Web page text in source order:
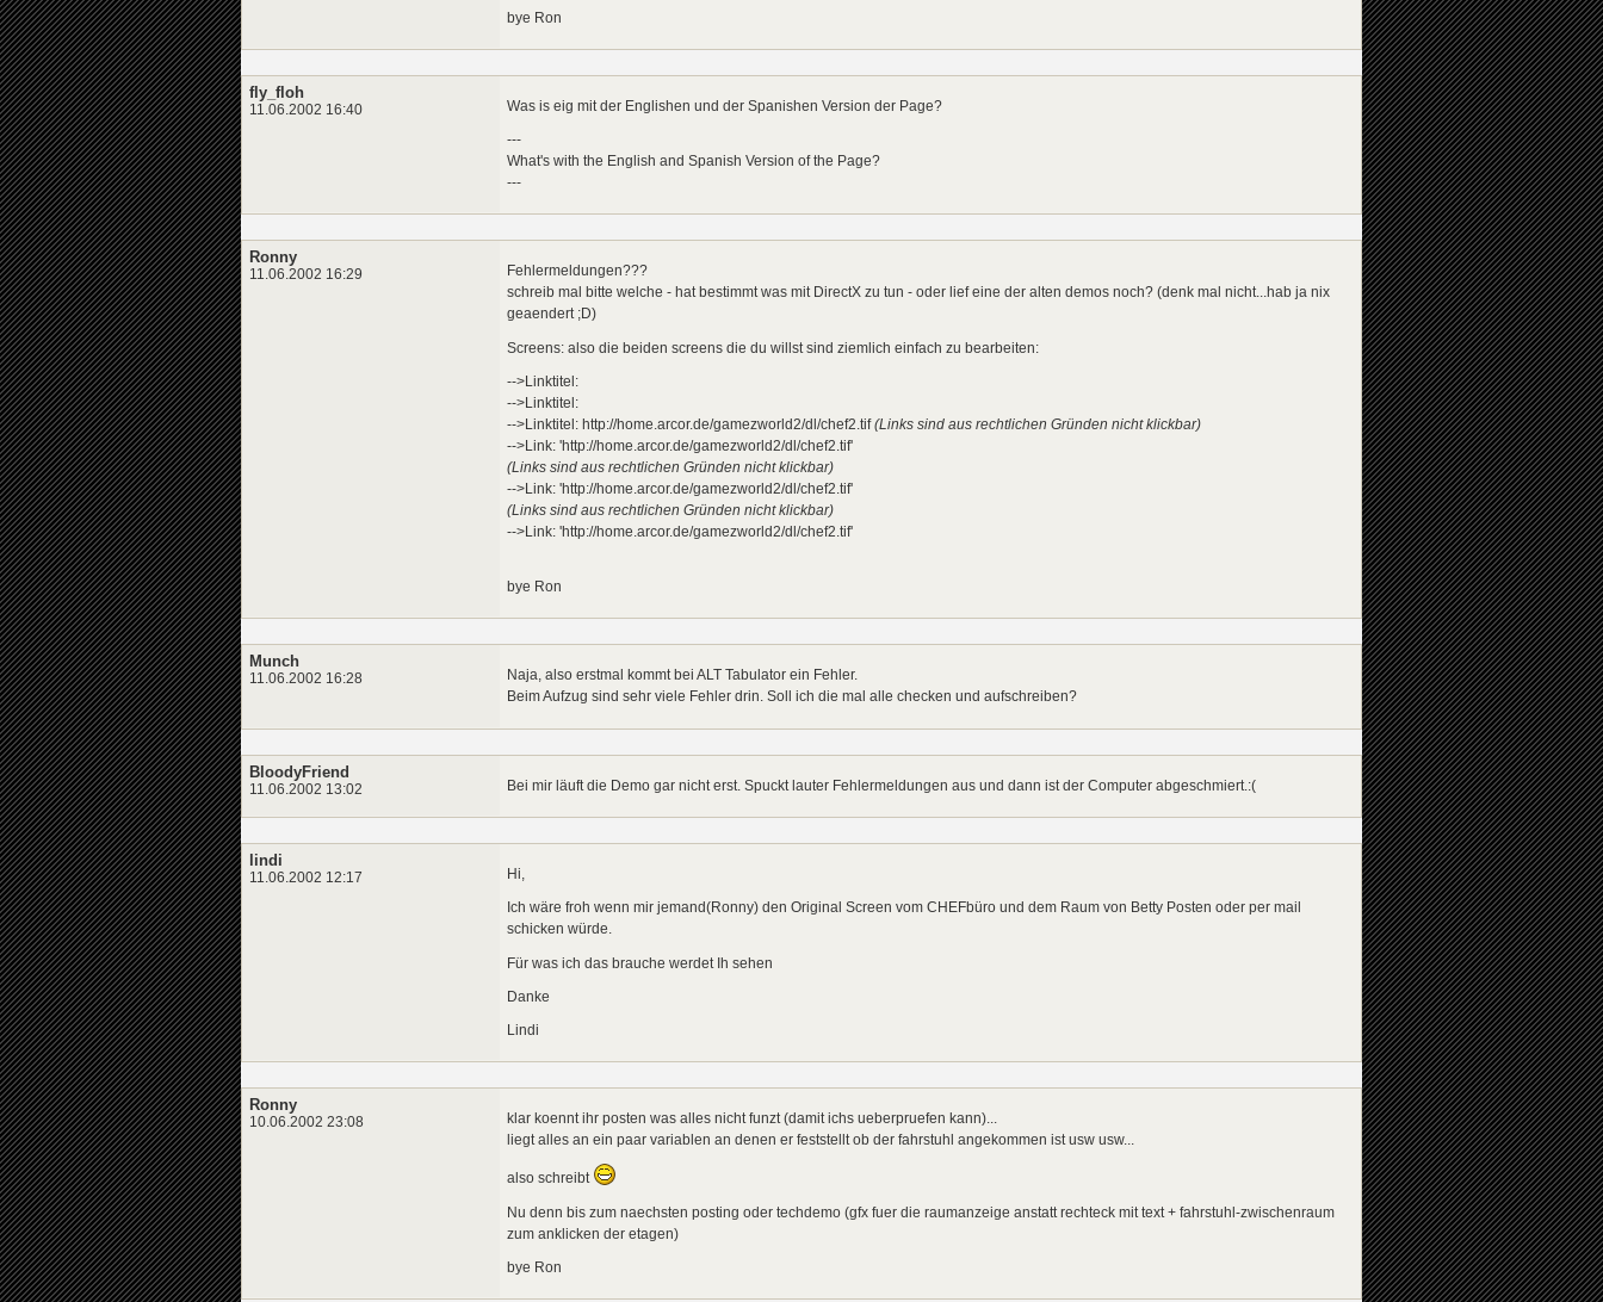
bye Ron
fly_floh
11.06.2002 16:40 Was is eig mit der Englishen und der Spanishen Version der Page?
---
What's with the English and Spanish Version of the Page?
---
Ronny
11.06.2002 16:29
Fehlermeldungen???
schreib mal bitte welche - hat bestimmt was mit DirectX zu tun - oder lief eine der alten demos noch? (denk mal nicht...hab ja nix
geaendert ;D)
Screens: also die beiden screens die du willst sind ziemlich einfach zu bearbeiten:
-->Linktitel:
-->Linktitel:
-->Linktitel: http://home.arcor.de/gamezworld2/dl/chef2.tif(Links sind aus rechtlichen Gründen nicht klickbar)
-->Link: 'http://home.arcor.de/gamezworld2/dl/chef2.tif'
(Links sind aus rechtlichen Gründen nicht klickbar)
-->Link: 'http://home.arcor.de/gamezworld2/dl/chef2.tif'
(Links sind aus rechtlichen Gründen nicht klickbar)
-->Link: 'http://home.arcor.de/gamezworld2/dl/chef2.tif'
bye Ron
Munch
11.06.2002 16:28
Naja, also erstmal kommt bei ALT Tabulator ein Fehler.
Beim Aufzug sind sehr viele Fehler drin. Soll ich die mal alle checken und aufschreiben?
BloodyFriend
11.06.2002 13:02 Bei mir läuft die Demo gar nicht erst. Spuckt lauter Fehlermeldungen aus und dann ist der Computer abgeschmiert.:(
lindi
11.06.2002 12:17 Hi,
Ich wäre froh wenn mir jemand(Ronny) den Original Screen vom CHEFbüro und dem Raum von Betty Posten oder per mail
schicken würde.
Für was ich das brauche werdet Ih sehen
Danke
Lindi
Ronny
10.06.2002 23:08
klar koennt ihr posten was alles nicht funzt (damit ichs ueberpruefen kann)...
liegt alles an ein paar variablen an denen er feststellt ob der fahrstuhl angekommen ist usw usw...
also schreibt
Nu denn bis zum naechsten posting oder techdemo (gfx fuer die raumanzeige anstatt rechteck mit text + fahrstuhl-zwischenraum
zum anklicken der etagen)
bye Ron